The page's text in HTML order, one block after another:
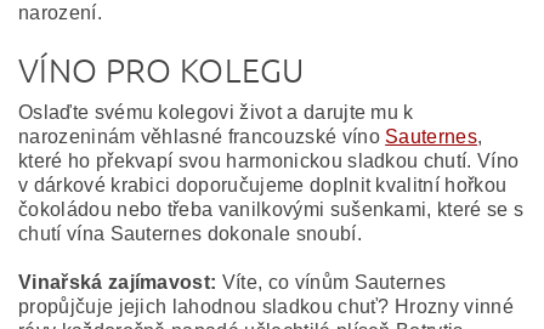
narození.
VÍNO PRO KOLEGU
Oslaďte svému kolegovi život a darujte mu k
narozeninám věhlasné francouzské víno Sauternes,
které ho překvapí svou harmonickou sladkou chutí. Víno
v dárkové krabici doporučujeme doplnit kvalitní hořkou
čokoládou nebo třeba vanilkovými sušenkami, které se s
chutí vína Sauternes dokonale snoubí.
Vinařská zajímavost: Víte, co vínům Sauternes
propůjčuje jejich lahodnou sladkou chuť? Hrozny vinné